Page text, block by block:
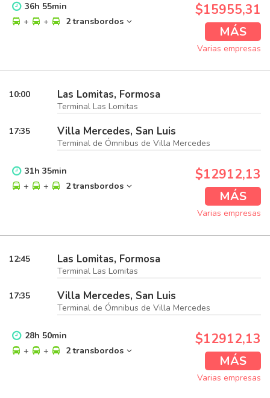
36h 55min
+
+ 2 transbordos
$15955,31
MÁS
Varias empresas
10:00 Las Lomitas, Formosa
Terminal Las Lomitas
17:35 Villa Mercedes, San Luis
Terminal de Ómnibus de Villa Mercedes
31h 35min
+
+ 2 transbordos
$12912,13
MÁS
Varias empresas
12:45 Las Lomitas, Formosa
Terminal Las Lomitas
17:35 Villa Mercedes, San Luis
Terminal de Ómnibus de Villa Mercedes
28h 50min
+
+ 2 transbordos
$12912,13
MÁS
Varias empresas